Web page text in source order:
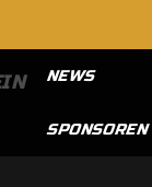
NEWS
SPONSOREN